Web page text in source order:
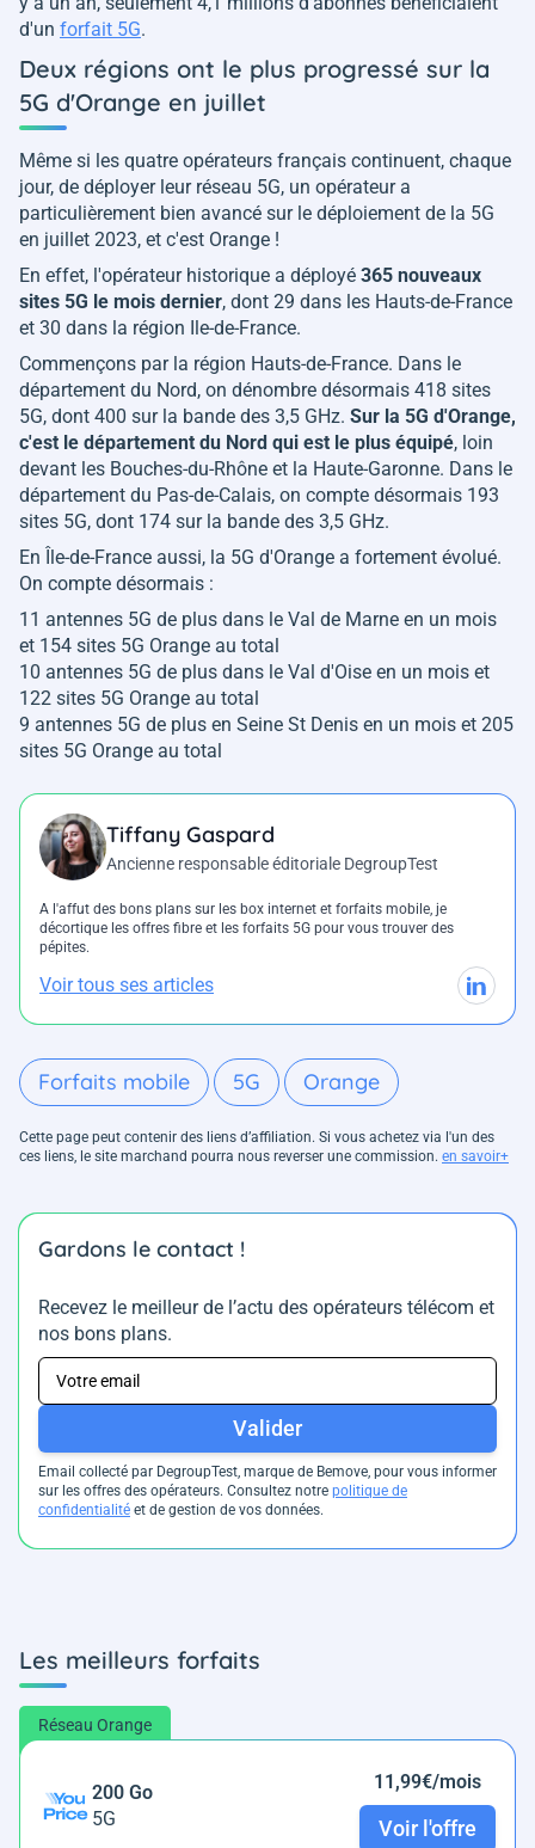
d'un forfait 5G.
Deux régions ont le plus progressé sur la
5G d'Orange en juillet
Même si les quatre opérateurs français continuent, chaque
jour, de déployer leur réseau 5G, un opérateur a
particulièrement bien avancé sur le déploiement de la 5G
en juillet 2023, et c'est Orange !
En effet, l'opérateur historique a déployé 365 nouveaux
sites 5G le mois dernier, dont 29 dans les Hauts-de-France
et 30 dans la région Ile-de-France.
Commençons par la région Hauts-de-France. Dans le
département du Nord, on dénombre désormais 418 sites
5G, dont 400 sur la bande des 3,5 GHz. Sur la 5G d'Orange,
c'est le département du Nord qui est le plus équipé, loin
devant les Bouches-du-Rhône et la Haute-Garonne. Dans le
département du Pas-de-Calais, on compte désormais 193
sites 5G, dont 174 sur la bande des 3,5 GHz.
En Île-de-France aussi, la 5G d'Orange a fortement évolué.
On compte désormais :
11 antennes 5G de plus dans le Val de Marne en un mois
et 154 sites 5G Orange au total
10 antennes 5G de plus dans le Val d'Oise en un mois et
122 sites 5G Orange au total
9 antennes 5G de plus en Seine St Denis en un mois et 205
sites 5G Orange au total
Tiffany Gaspard
Ancienne responsable éditoriale DegroupTest
A l'affut des bons plans sur les box internet et forfaits mobile, je
décortique les offres fibre et les forfaits 5G pour vous trouver des
pépites.
Voir tous ses articles
Forfaits mobile 5G Orange
Cette page peut contenir des liens d’affiliation. Si vous achetez via l'un des
ces liens, le site marchand pourra nous reverser une commission. en savoir+
Gardons le contact !
Recevez le meilleur de l’actu des opérateurs télécom et
nos bons plans.
Valider
Email collecté par DegroupTest, marque de Bemove, pour vous informer
sur les offres des opérateurs. Consultez notre politique de
confidentialité et de gestion de vos données.
Les meilleurs forfaits
Réseau Orange
200 Go
5G
11,99€/mois
Voir l'offre